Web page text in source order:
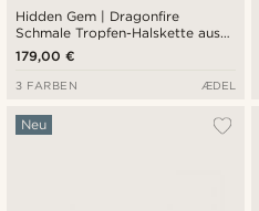
Hidden Gem | Dragonfire
Schmale Tropfen-Halskette aus
925er Sterlingsilber
179,00 €
3 FARBEN ÆDEL
Neu